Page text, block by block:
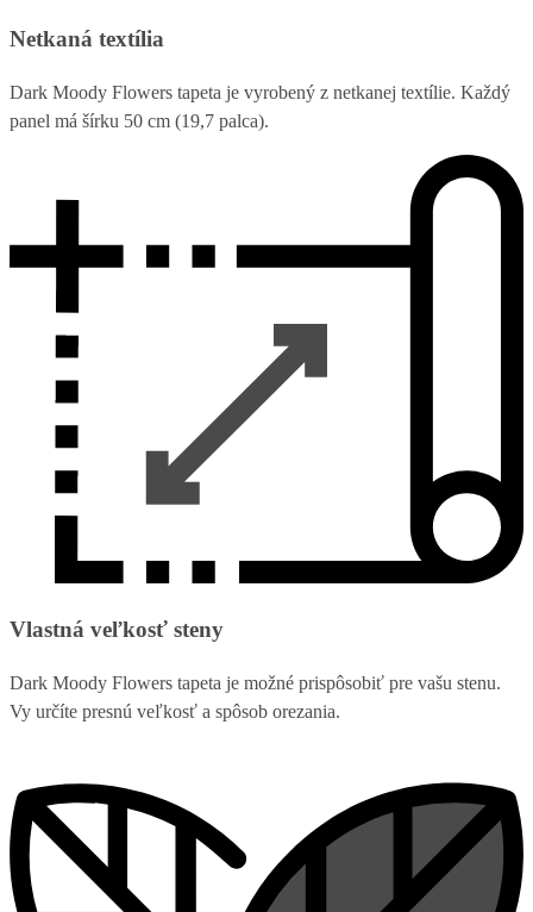
Netkaná textília
Dark Moody Flowers tapeta je vyrobený z netkanej textílie. Každý
panel má šírku 50 cm (19,7 palca).
Vlastná veľkosť steny
Dark Moody Flowers tapeta je možné prispôsobiť pre vašu stenu.
Vy určíte presnú veľkosť a spôsob orezania.